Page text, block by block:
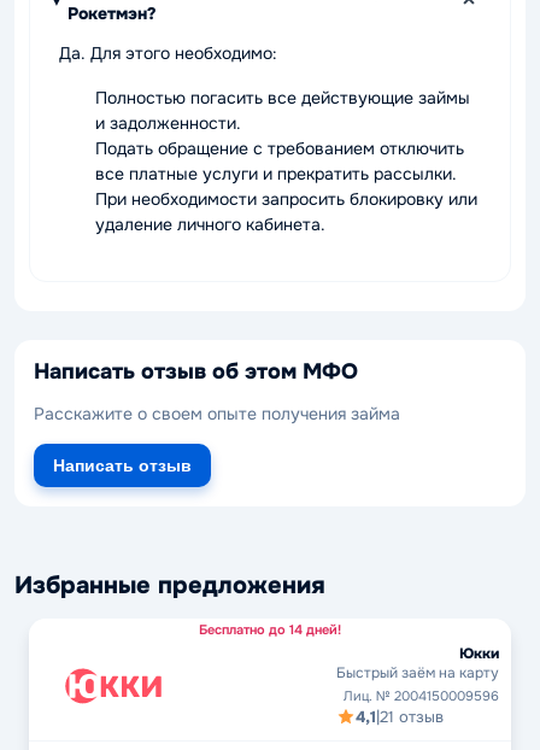
Рокетмэн?
Да. Для этого необходимо:
Полностью погасить все действующие займы
и задолженности.
Подать обращение с требованием отключить
все платные услуги и прекратить рассылки.
При необходимости запросить блокировку или
удаление личного кабинета.
Написать отзыв об этом МФО
Расскажите о своем опыте получения займа
Написать отзыв
Избранные предложения
Бесплатно до 14 дней!
Юкки
Быстрый заём на карту
Лиц. № 2004150009596
4,1|21 отзыв